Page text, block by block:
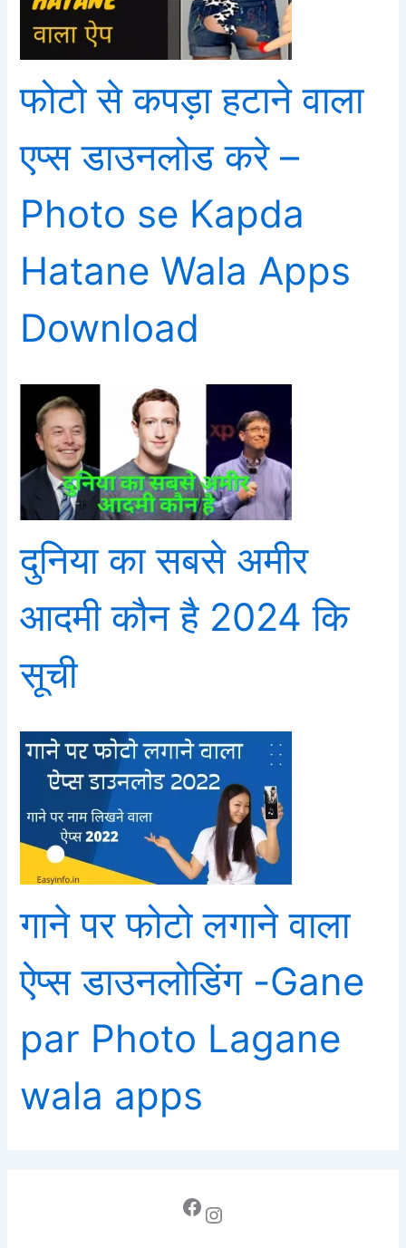
फोटो से कपड़ा हटाने वाला
एप्स डाउनलोड करे –
Photo se Kapda
Hatane Wala Apps
Download
दुनिया का सबसे अमीर
आदमी कौन है 2024 कि
सूची
गाने पर फोटो लगाने वाला
ऐप्स डाउनलोडिंग -Gane
par Photo Lagane
wala apps
Facebook Instagram